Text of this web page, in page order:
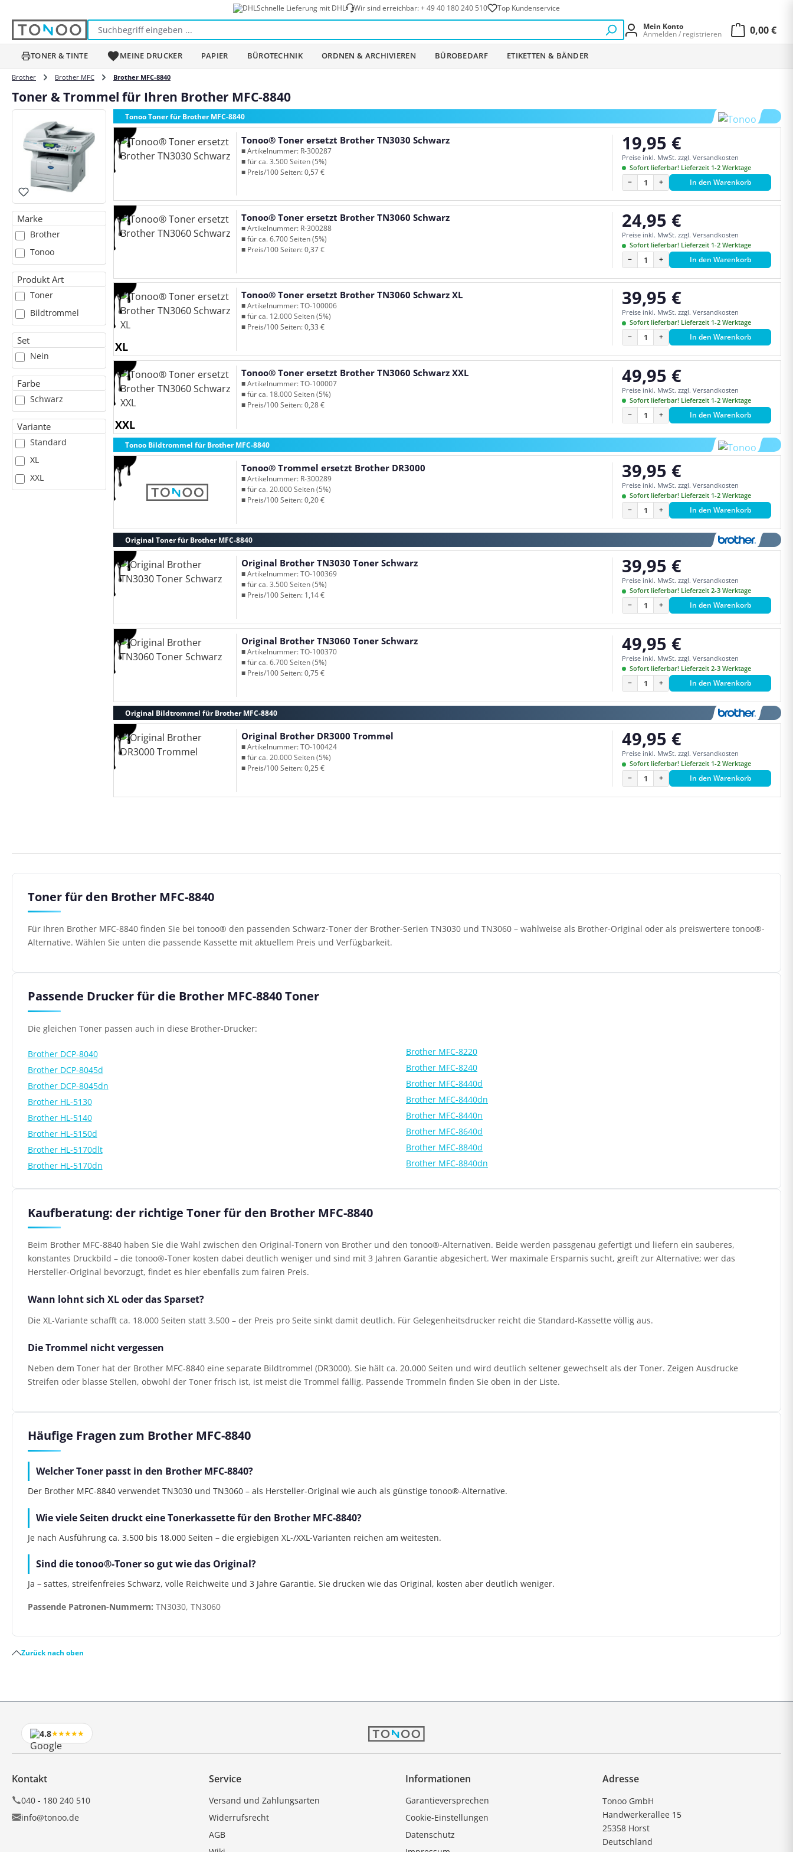
Schnelle Lieferung mit DHL Wir sind erreichbar:+ 49 40 180 240 510 Top Kundenservice
Mein Konto
Anmelden / registrieren
0,00 €
TONER & TINTE MEINE DRUCKER PAPIER BÜROTECHNIK ORDNEN & ARCHIVIEREN BÜROBEDARF ETIKETTEN & BÄNDER
Brother Brother MFC Brother MFC-8840
Toner & Trommel für Ihren Brother MFC-8840
Marke
Brother
Tonoo
Produkt Art
Toner
Bildtrommel
Set
Nein
Farbe
Schwarz
Variante
Standard
XL
XXL
Tonoo Toner für Brother MFC-8840
Tonoo® Toner ersetzt Brother TN3030 Schwarz
■ Artikelnummer: R-300287
■ für ca. 3.500 Seiten (5%)
■ Preis/100 Seiten: 0,57 €
Regulärer Preis:
19,95 €
Preise inkl. MwSt. zzgl. Versandkosten
Sofort lieferbar! Lieferzeit 1-2 Werktage
− + In den Warenkorb
Tonoo® Toner ersetzt Brother TN3060 Schwarz
■ Artikelnummer: R-300288
■ für ca. 6.700 Seiten (5%)
■ Preis/100 Seiten: 0,37 €
Regulärer Preis:
24,95 €
Preise inkl. MwSt. zzgl. Versandkosten
Sofort lieferbar! Lieferzeit 1-2 Werktage
− + In den Warenkorb
XL
Tonoo® Toner ersetzt Brother TN3060 Schwarz XL
■ Artikelnummer: TO-100006
■ für ca. 12.000 Seiten (5%)
■ Preis/100 Seiten: 0,33 €
Regulärer Preis:
39,95 €
Preise inkl. MwSt. zzgl. Versandkosten
Sofort lieferbar! Lieferzeit 1-2 Werktage
− + In den Warenkorb
XXL
Tonoo® Toner ersetzt Brother TN3060 Schwarz XXL
■ Artikelnummer: TO-100007
■ für ca. 18.000 Seiten (5%)
■ Preis/100 Seiten: 0,28 €
Regulärer Preis:
49,95 €
Preise inkl. MwSt. zzgl. Versandkosten
Sofort lieferbar! Lieferzeit 1-2 Werktage
− + In den Warenkorb
Tonoo Bildtrommel für Brother MFC-8840
Tonoo® Trommel ersetzt Brother DR3000
■ Artikelnummer: R-300289
■ für ca. 20.000 Seiten (5%)
■ Preis/100 Seiten: 0,20 €
Regulärer Preis:
39,95 €
Preise inkl. MwSt. zzgl. Versandkosten
Sofort lieferbar! Lieferzeit 1-2 Werktage
− + In den Warenkorb
Original Toner für Brother MFC-8840
Original Brother TN3030 Toner Schwarz
■ Artikelnummer: TO-100369
■ für ca. 3.500 Seiten (5%)
■ Preis/100 Seiten: 1,14 €
Regulärer Preis:
39,95 €
Preise inkl. MwSt. zzgl. Versandkosten
Sofort lieferbar! Lieferzeit 2-3 Werktage
− + In den Warenkorb
Original Brother TN3060 Toner Schwarz
■ Artikelnummer: TO-100370
■ für ca. 6.700 Seiten (5%)
■ Preis/100 Seiten: 0,75 €
Regulärer Preis:
49,95 €
Preise inkl. MwSt. zzgl. Versandkosten
Sofort lieferbar! Lieferzeit 2-3 Werktage
− + In den Warenkorb
Original Bildtrommel für Brother MFC-8840
Original Brother DR3000 Trommel
■ Artikelnummer: TO-100424
■ für ca. 20.000 Seiten (5%)
■ Preis/100 Seiten: 0,25 €
Regulärer Preis:
49,95 €
Preise inkl. MwSt. zzgl. Versandkosten
Sofort lieferbar! Lieferzeit 1-2 Werktage
− + In den Warenkorb
Toner für den Brother MFC-8840
Für Ihren Brother MFC-8840 finden Sie bei tonoo® den passenden Schwarz-Toner der Brother-Serien TN3030 und TN3060 – wahlweise als Brother-Original oder als preiswertere tonoo®-
Alternative. Wählen Sie unten die passende Kassette mit aktuellem Preis und Verfügbarkeit.
Passende Drucker für die Brother MFC-8840 Toner
Die gleichen Toner passen auch in diese Brother-Drucker:
Brother DCP-8040
Brother DCP-8045d
Brother DCP-8045dn
Brother HL-5130
Brother HL-5140
Brother HL-5150d
Brother HL-5170dlt
Brother HL-5170dn
Brother MFC-8220
Brother MFC-8240
Brother MFC-8440d
Brother MFC-8440dn
Brother MFC-8440n
Brother MFC-8640d
Brother MFC-8840d
Brother MFC-8840dn
Kaufberatung: der richtige Toner für den Brother MFC-8840
Beim Brother MFC-8840 haben Sie die Wahl zwischen den Original-Tonern von Brother und den tonoo®-Alternativen. Beide werden passgenau gefertigt und liefern ein sauberes,
konstantes Druckbild – die tonoo®-Toner kosten dabei deutlich weniger und sind mit 3 Jahren Garantie abgesichert. Wer maximale Ersparnis sucht, greift zur Alternative; wer das
Hersteller-Original bevorzugt, findet es hier ebenfalls zum fairen Preis.
Wann lohnt sich XL oder das Sparset?
Die XL-Variante schafft ca. 18.000 Seiten statt 3.500 – der Preis pro Seite sinkt damit deutlich. Für Gelegenheitsdrucker reicht die Standard-Kassette völlig aus.
Die Trommel nicht vergessen
Neben dem Toner hat der Brother MFC-8840 eine separate Bildtrommel (DR3000). Sie hält ca. 20.000 Seiten und wird deutlich seltener gewechselt als der Toner. Zeigen Ausdrucke
Streifen oder blasse Stellen, obwohl der Toner frisch ist, ist meist die Trommel fällig. Passende Trommeln finden Sie oben in der Liste.
Häufige Fragen zum Brother MFC-8840
Welcher Toner passt in den Brother MFC-8840?
Der Brother MFC-8840 verwendet TN3030 und TN3060 – als Hersteller-Original wie auch als günstige tonoo®-Alternative.
Wie viele Seiten druckt eine Tonerkassette für den Brother MFC-8840?
Je nach Ausführung ca. 3.500 bis 18.000 Seiten – die ergiebigen XL-/XXL-Varianten reichen am weitesten.
Sind die tonoo®-Toner so gut wie das Original?
Ja – sattes, streifenfreies Schwarz, volle Reichweite und 3 Jahre Garantie. Sie drucken wie das Original, kosten aber deutlich weniger.
Passende Patronen-Nummern: TN3030, TN3060
Zurück nach oben
4.8★★★★★
Kontakt
040 - 180 240 510
info@tonoo.de
Service
Versand und Zahlungsarten
Widerrufsrecht
AGB
Informationen
Garantieversprechen
Cookie-Einstellungen
Datenschutz
Adresse
Tonoo GmbH
Handwerkerallee 15
25358 Horst
Deutschland